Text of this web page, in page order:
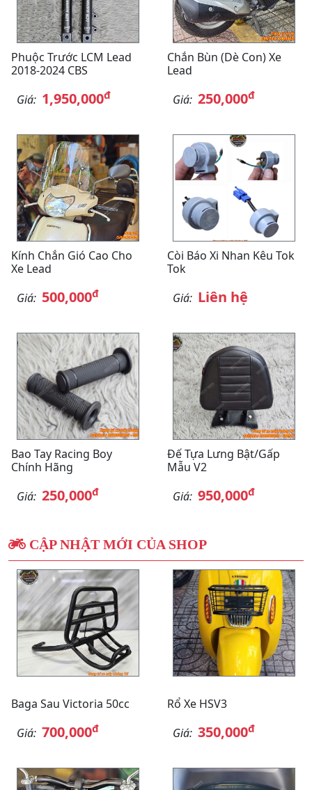
Phuộc Trước LCM Lead
2018-2024 CBS
Giá: 1,950,000đ
Chắn Bùn (Dè Con) Xe
Lead
Giá: 250,000đ
Kính Chắn Gió Cao Cho
Xe Lead
Giá: 500,000đ
Còi Báo Xi Nhan Kêu Tok
Tok
Giá: Liên hệ
Bao Tay Racing Boy
Chính Hãng
Giá: 250,000đ
Đế Tựa Lưng Bật/gấp
Mẫu V2
Giá: 950,000đ
CẬP NHẬT MỚI CỦA SHOP
Baga Sau Victoria 50cc
Giá: 700,000đ
Rổ Xe HSV3
Giá: 350,000đ